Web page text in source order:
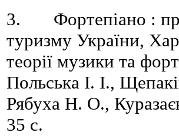
3. Фортепіано :
туризму України,
теорії музики та
Польська І. І.,
Рябуха Н. О.,
35 с.